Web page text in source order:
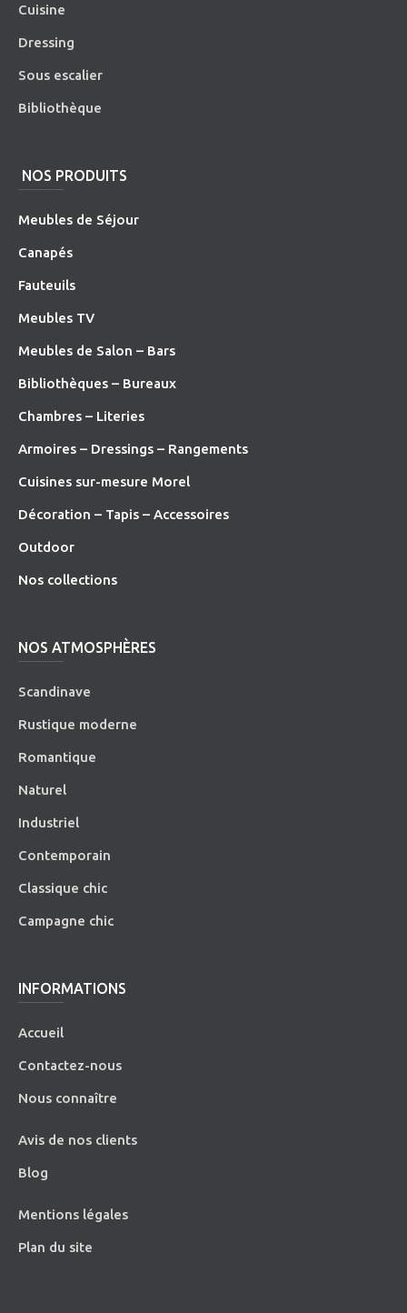
Cuisine
Dressing
Sous escalier
Bibliothèque
NOS PRODUITS
Meubles de Séjour
Canapés
Fauteuils
Meubles TV
Meubles de Salon – Bars
Bibliothèques – Bureaux
Chambres – Literies
Armoires – Dressings – Rangements
Cuisines sur-mesure Morel
Décoration – Tapis – Accessoires
Outdoor
Nos collections
NOS ATMOSPHÈRES
Scandinave
Rustique moderne
Romantique
Naturel
Industriel
Contemporain
Classique chic
Campagne chic
INFORMATIONS
Accueil
Contactez-nous
Nous connaître
Avis de nos clients
Blog
Mentions légales
Plan du site